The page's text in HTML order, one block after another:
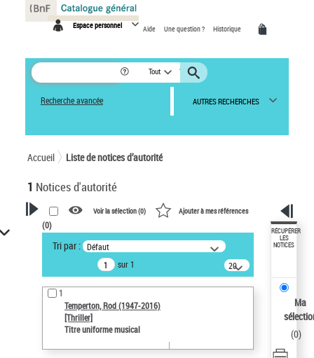
Espace personnel Aide Une question ? Historique
Tout
Recherche avancée AUTRES RECHERCHES
Accueil Liste de notices d’autorité
1 Notices d'autorité
VOTRE RECHERCHE
Recherche avancée dans les
notices d’autorité
Œuvres liées à l'auteur :
Temperton, Rod (1947-2016)
Auteur d’œuvre
Voir la sélection (0) Ajouter à mes références
(0)
Tri par : Défaut
sur 1
20
résultats/page
1
Temperton, Rod (1947-2016)
[Thriller]
Titre uniforme musical
RÉCUPÉRER
LES
NOTICES
Ma
(0)
Panneau de gestion des cookies